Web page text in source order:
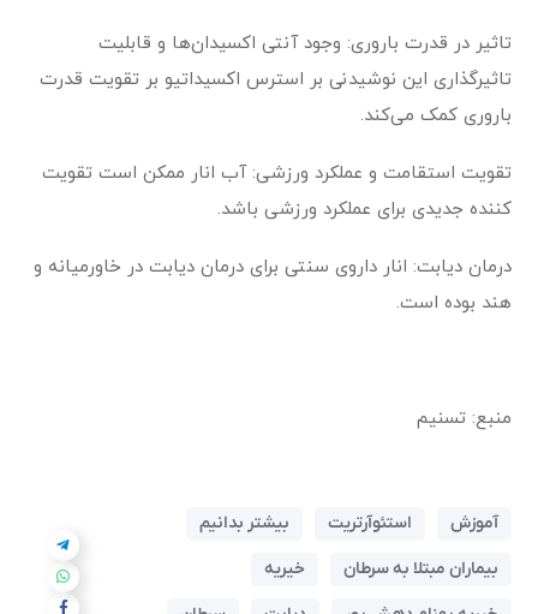
تاثیر در قدرت باروری: وجود آنتی اکسیدان‌ها و قابلیت
تاثیرگذاری این نوشیدنی بر استرس اکسیداتیو بر تقویت قدرت
باروری کمک می‌کند.
تقویت استقامت و عملکرد ورزشی: آب انار ممکن است تقویت
کننده جدیدی برای عملکرد ورزشی باشد.
درمان دیابت: انار داروی سنتی برای درمان دیابت در خاورمیانه و
هند بوده است.
منبع: تسنیم
آموزش استئوآرتریت
بیشتر بدانیم
بیماران مبتلا به سرطان
خیریه